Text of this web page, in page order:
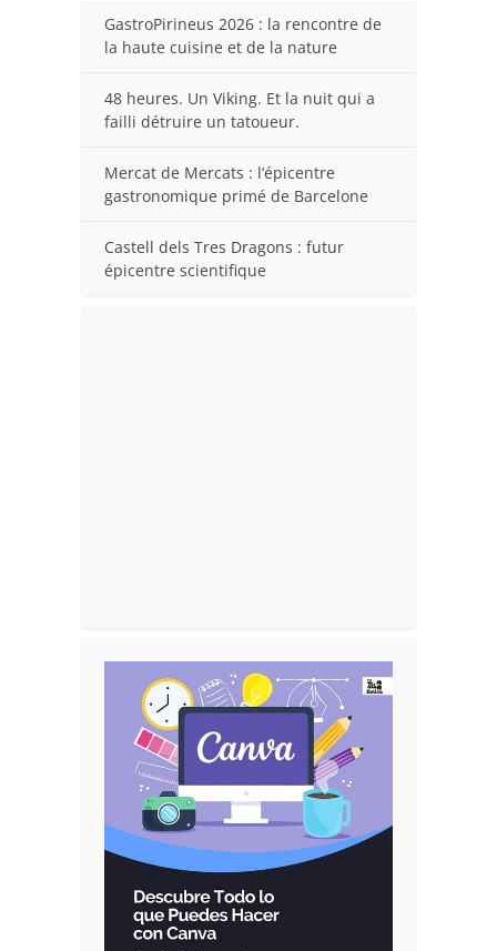
GastroPirineus 2026 : la rencontre de
la haute cuisine et de la nature
48 heures. Un Viking. Et la nuit qui a
failli détruire un tatoueur.
Mercat de Mercats : l’épicentre
gastronomique primé de Barcelone
Castell dels Tres Dragons : futur
épicentre scientifique